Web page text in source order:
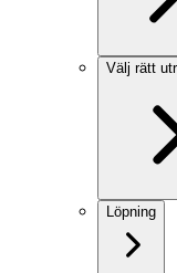
Välj rätt
Löpning